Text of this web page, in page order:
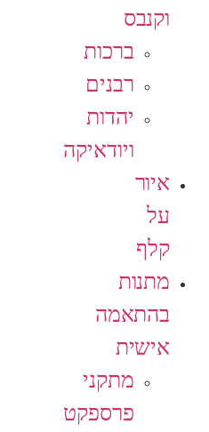
וקנבס
ברכות
רבנים
יהדות
ויודאיקה
איור
על
קלף
מתנות
בהתאמה
אישית
מתקני
פרספקט